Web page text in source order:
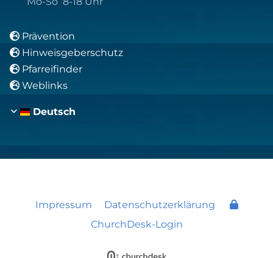
 Prävention
 Hinweisgeberschutz
 Pfarreifinder
 Weblinks
Deutsch
Impressum
Datenschutzerklärung
ChurchDesk-Login